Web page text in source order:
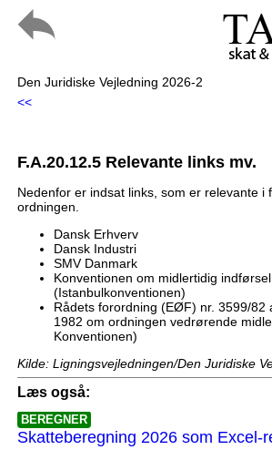
Den Juridiske Vejledning 2026-2
<<
F.A.20.12.5 Relevante links mv.
Nedenfor er indsat links, som er relevante i
ordningen.
Dansk Erhverv
Dansk Industri
SMV Danmark
Konventionen om midlertidig indførsel
(Istanbulkonventionen)
Rådets forordning (EØF) nr. 3599/82
1982 om ordningen vedrørende
Konventionen)
Kilde: Ligningsvejledningen/Den Juridiske
Læs også:
BEREGNER
Skatteberegning 2026 som Excel-